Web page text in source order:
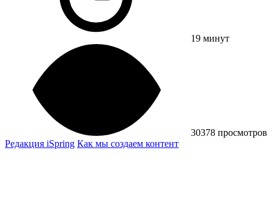
19 минут
30378 просмотров
Редакция iSpring Как мы создаем контент